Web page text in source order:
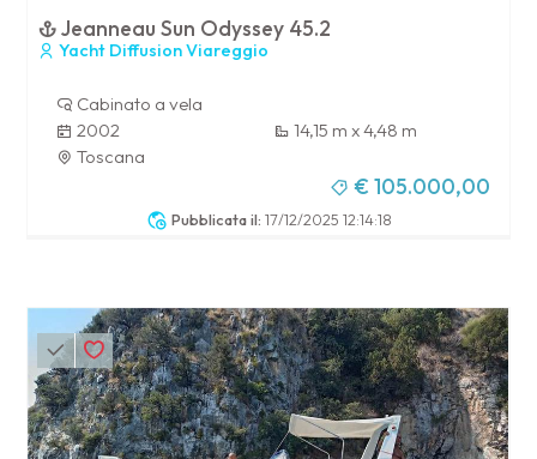
Pubblicata il: 17/12/2025 12:14:18
Jeanneau Sun Odyssey 45.2
Yacht Diffusion Viareggio
Cabinato a vela
2002
14,15 m x 4,48 m
Toscana
€ 105.000,00